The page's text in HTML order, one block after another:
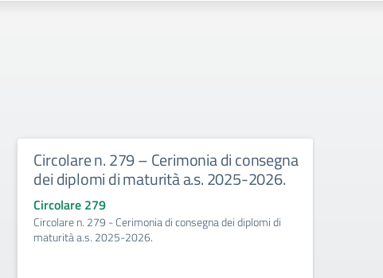
Circolare n. 279 – Cerimonia di consegna
dei diplomi di maturità a.s. 2025-2026.
Circolare 279
Circolare n. 279 - Cerimonia di consegna dei diplomi di
maturità a.s. 2025-2026.